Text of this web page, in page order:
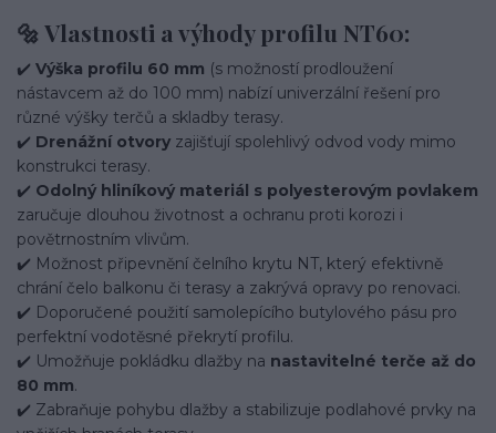
🔩 Vlastnosti a výhody profilu NT60:
✔️ Výška profilu 60 mm (s možností prodloužení
nástavcem až do 100 mm) nabízí univerzální řešení pro
různé výšky terčů a skladby terasy.
✔️ Drenážní otvory zajišťují spolehlivý odvod vody mimo
konstrukci terasy.
✔️ Odolný hliníkový materiál s polyesterovým povlakem
zaručuje dlouhou životnost a ochranu proti korozi i
povětrnostním vlivům.
✔️ Možnost připevnění čelního krytu NT, který efektivně
chrání čelo balkonu či terasy a zakrývá opravy po renovaci.
✔️ Doporučené použití samolepícího butylového pásu pro
perfektní vodotěsné překrytí profilu.
✔️ Umožňuje pokládku dlažby na nastavitelné terče až do
80 mm.
✔️ Zabraňuje pohybu dlažby a stabilizuje podlahové prvky na